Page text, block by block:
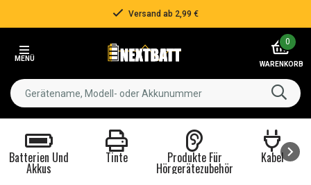
Versand ab 2,99 €
MENÜ
0
WARENKORB
Batterien Und
Akkus
Tinte Produkte Für
Hörgerätezubehör
Kabel